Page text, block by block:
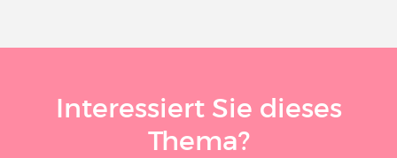
Interessiert Sie dieses
Thema?